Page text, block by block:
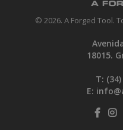
© 2026. A Forged Tool.
18015.
T: (34)
E: